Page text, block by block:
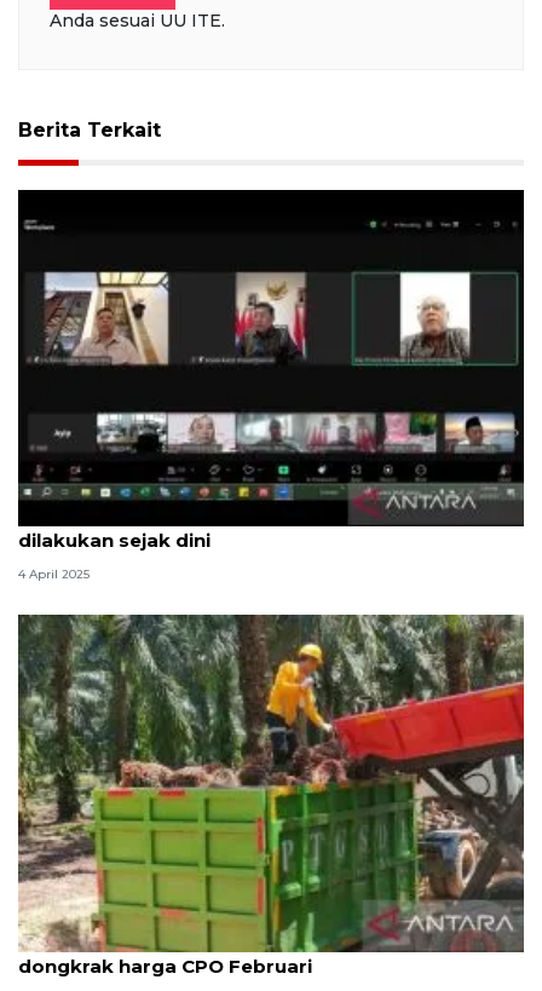
Anda sesuai UU ITE.
Berita Terkait
KSP: Antisipasi kebijakan tarif resiprokal AS
dilakukan sejak dini
4 April 2025
Kemendag: Permintaan Imlek dan Ramadhan
dongkrak harga CPO Februari